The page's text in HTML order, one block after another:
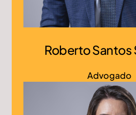
Roberto Santos
Advogado